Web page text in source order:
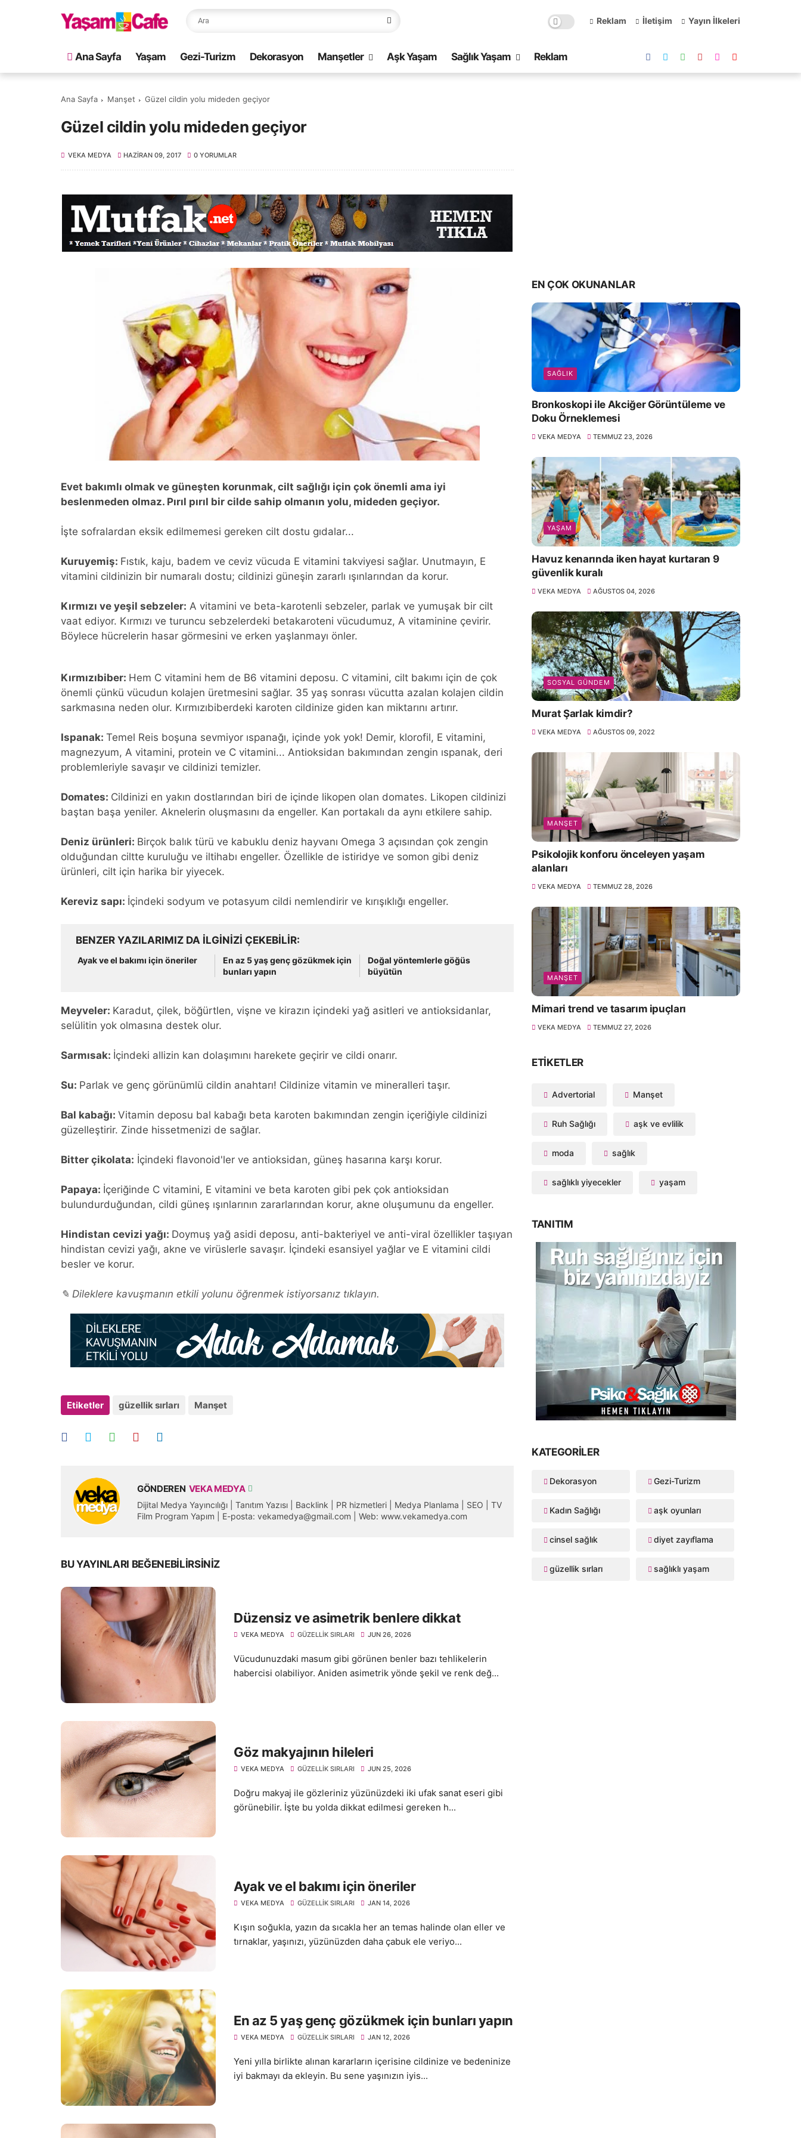
Reklam İletişim Yayın İlkeleri
Ana Sayfa Yaşam Gezi-Turizm Dekorasyon Manşetler Aşk Yaşam Sağlık Yaşam Reklam
Ana Sayfa Manşet Güzel cildin yolu mideden geçiyor
Güzel cildin yolu mideden geçiyor
VEKA MEDYA HAZIRAN 09, 2017 0 YORUMLAR
Evet bakımlı olmak ve güneşten korunmak, cilt sağlığı için çok önemli ama iyi
beslenmeden olmaz. Pırıl pırıl bir cilde sahip olmanın yolu, mideden geçiyor.
İşte sofralardan eksik edilmemesi gereken cilt dostu gıdalar...
Kuruyemiş: Fıstık, kaju, badem ve ceviz vücuda E vitamini takviyesi sağlar. Unutmayın, E
vitamini cildinizin bir numaralı dostu; cildinizi güneşin zararlı ışınlarından da korur.
Kırmızı ve yeşil sebzeler: A vitamini ve beta-karotenli sebzeler, parlak ve yumuşak bir cilt
vaat ediyor. Kırmızı ve turuncu sebzelerdeki betakaroteni vücudumuz, A vitaminine çevirir.
Böylece hücrelerin hasar görmesini ve erken yaşlanmayı önler.
Kırmızıbiber: Hem C vitamini hem de B6 vitamini deposu. C vitamini, cilt bakımı için de çok
önemli çünkü vücudun kolajen üretmesini sağlar. 35 yaş sonrası vücutta azalan kolajen cildin
sarkmasına neden olur. Kırmızıbiberdeki karoten cildinize giden kan miktarını artırır.
Ispanak: Temel Reis boşuna sevmiyor ıspanağı, içinde yok yok! Demir, klorofil, E vitamini,
magnezyum, A vitamini, protein ve C vitamini... Antioksidan bakımından zengin ıspanak, deri
problemleriyle savaşır ve cildinizi temizler.
Domates: Cildinizi en yakın dostlarından biri de içinde likopen olan domates. Likopen cildinizi
baştan başa yeniler. Aknelerin oluşmasını da engeller. Kan portakalı da aynı etkilere sahip.
Deniz ürünleri: Birçok balık türü ve kabuklu deniz hayvanı Omega 3 açısından çok zengin
olduğundan ciltte kuruluğu ve iltihabı engeller. Özellikle de istiridye ve somon gibi deniz
ürünleri, cilt için harika bir yiyecek.
Kereviz sapı: İçindeki sodyum ve potasyum cildi nemlendirir ve kırışıklığı engeller.
BENZER YAZILARIMIZ DA ILGINIZI ÇEKEBILIR
Ayak ve el bakımı için öneriler
En az 5 yaş genç gözükmek için
bunları yapın
Doğal yöntemlerle göğüs
büyütün
Meyveler: Karadut, çilek, böğürtlen, vişne ve kirazın içindeki yağ asitleri ve antioksidanlar,
selülitin yok olmasına destek olur.
Sarmısak: İçindeki allizin kan dolaşımını harekete geçirir ve cildi onarır.
Su: Parlak ve genç görünümlü cildin anahtarı! Cildinize vitamin ve mineralleri taşır.
Bal kabağı: Vitamin deposu bal kabağı beta karoten bakımından zengin içeriğiyle cildinizi
güzelleştirir. Zinde hissetmenizi de sağlar.
Bitter çikolata: İçindeki flavonoid'ler ve antioksidan, güneş hasarına karşı korur.
Papaya: İçeriğinde C vitamini, E vitamini ve beta karoten gibi pek çok antioksidan
bulundurduğundan, cildi güneş ışınlarının zararlarından korur, akne oluşumunu da engeller.
Hindistan cevizi yağı: Doymuş yağ asidi deposu, anti-bakteriyel ve anti-viral özellikler taşıyan
hindistan cevizi yağı, akne ve virüslerle savaşır. İçindeki esansiyel yağlar ve E vitamini cildi
besler ve korur.
✎ Dileklere kavuşmanın etkili yolunu öğrenmek istiyorsanız tıklayın.
Etiketler güzellik sırları Manşet
GÖNDEREN VEKA MEDYA
Dijital Medya Yayıncılığı | Tanıtım Yazısı | Backlink | PR hizmetleri | Medya Planlama | SEO | TV
Film Program Yapım | E-posta: vekamedya@gmail.com | Web: www.vekamedya.com
BU YAYINLARI BEĞENEBILIRSINIZ
Düzensiz ve asimetrik benlere dikkat
VEKA MEDYA GÜZELLIK SIRLARI JUN 26, 2026
Vücudunuzdaki masum gibi görünen benler bazı tehlikelerin
habercisi olabiliyor. Aniden asimetrik yönde şekil ve renk değ...
Göz makyajının hileleri
VEKA MEDYA GÜZELLIK SIRLARI JUN 25, 2026
Doğru makyaj ile gözleriniz yüzünüzdeki iki ufak sanat eseri gibi
görünebilir. İşte bu yolda dikkat edilmesi gereken h...
Ayak ve el bakımı için öneriler
VEKA MEDYA GÜZELLIK SIRLARI JAN 14, 2026
Kışın soğukla, yazın da sıcakla her an temas halinde olan eller ve
tırnaklar, yaşınızı, yüzünüzden daha çabuk ele veriyo...
En az 5 yaş genç gözükmek için bunları yapın
VEKA MEDYA GÜZELLIK SIRLARI JAN 12, 2026
Yeni yılla birlikte alınan kararların içerisine cildinize ve bedeninize
iyi bakmayı da ekleyin. Bu sene yaşınızın iyis...
EN ÇOK OKUNANLAR
SAĞLIK
Bronkoskopi ile Akciğer Görüntüleme ve
Doku Örneklemesi
VEKA MEDYA TEMMUZ 23, 2026
YAŞAM
Havuz kenarında iken hayat kurtaran 9
güvenlik kuralı
VEKA MEDYA AĞUSTOS 04, 2026
SOSYAL GÜNDEM
Murat Şarlak kimdir?
VEKA MEDYA AĞUSTOS 09, 2022
MANŞET
Psikolojik konforu önceleyen yaşam
alanları
VEKA MEDYA TEMMUZ 28, 2026
MANŞET
Mimari trend ve tasarım ipuçları
VEKA MEDYA TEMMUZ 27, 2026
ETIKETLER
Advertorial Manşet
Ruh Sağlığı aşk ve evlilik
moda sağlık
sağlıklı yiyecekler yaşam
TANITIM
KATEGORILER
Dekorasyon Gezi-Turizm
Kadın Sağlığı aşk oyunları
cinsel sağlık diyet zayıflama
güzellik sırları sağlıklı yaşam